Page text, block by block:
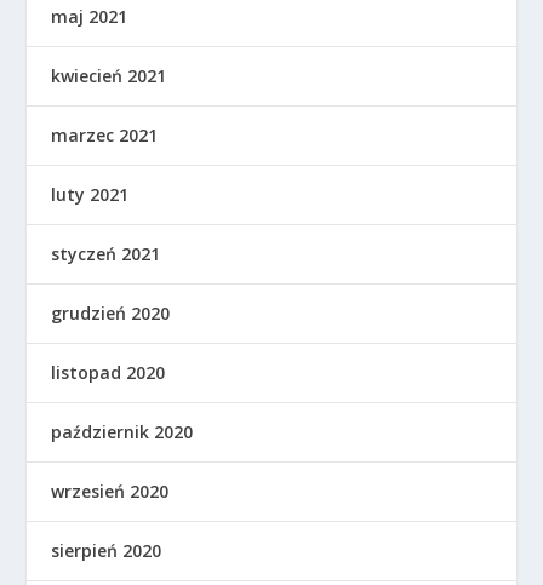
maj 2021
kwiecień 2021
marzec 2021
luty 2021
styczeń 2021
grudzień 2020
listopad 2020
październik 2020
wrzesień 2020
sierpień 2020